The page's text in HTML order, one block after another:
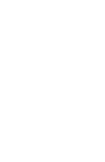
1000
AAFYK 9046